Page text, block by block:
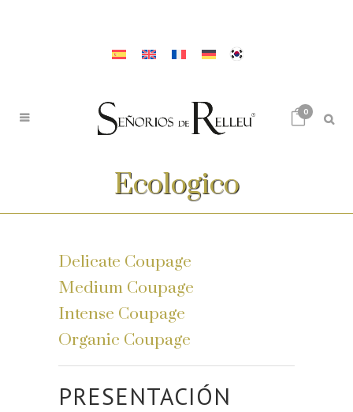
0
Ecologico
Delicate Coupage
Medium Coupage
Intense Coupage
Organic Coupage
PRESENTACIÓN